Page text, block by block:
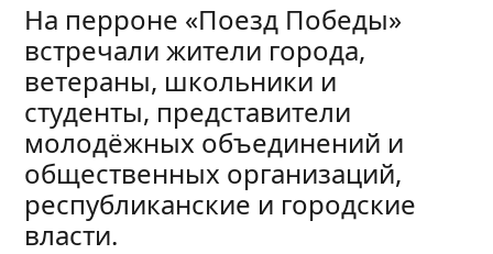
На перроне «Поезд Победы»
встречали жители города,
ветераны, школьники и
студенты, представители
молодёжных объединений и
общественных организаций,
республиканские и городские
власти.